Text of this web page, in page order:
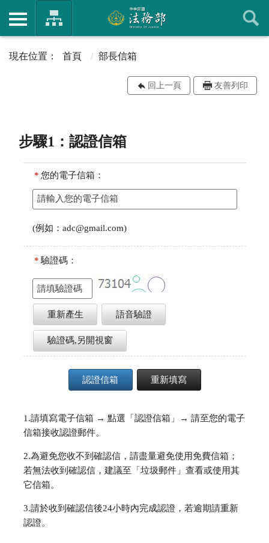
首頁 部長信箱
回上一頁 友善列印
步驟1：認證信箱
* 您的電子信箱：
(例如：adc@gmail.com)
* 驗證碼：
重新產生 語音驗證
驗證碼,另開視窗
1.請填寫電子信箱 → 點選「認證信箱」→ 請至您的電子
信箱接收認證郵件。
2.為避免您收不到確認信，請盡量避免使用免費信箱；
若無法收到確認信，建議至「垃圾郵件」查看或使用其
它信箱。
3.請於收到確認信後24小時內完成認證，若逾期請重新
認證。